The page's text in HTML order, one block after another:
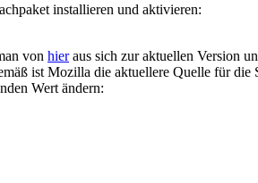
installieren und aktivieren:
von hieraus sich zur aktuellen Version
ist Mozilla die aktuellere Quelle für die
Wert ändern: